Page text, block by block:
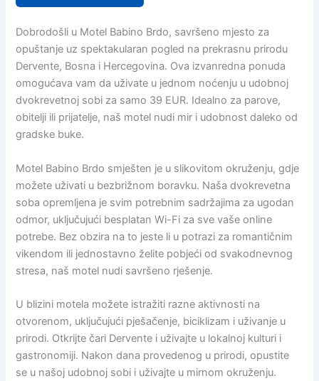
Dobrodošli u Motel Babino Brdo, savršeno mjesto za
opuštanje uz spektakularan pogled na prekrasnu prirodu
Dervente, Bosna i Hercegovina. Ova izvanredna ponuda
omogućava vam da uživate u jednom noćenju u udobnoj
dvokrevetnoj sobi za samo 39 EUR. Idealno za parove,
obitelji ili prijatelje, naš motel nudi mir i udobnost daleko od
gradske buke.
Motel Babino Brdo smješten je u slikovitom okruženju, gdje
možete uživati u bezbrižnom boravku. Naša dvokrevetna
soba opremljena je svim potrebnim sadržajima za ugodan
odmor, uključujući besplatan Wi-Fi za sve vaše online
potrebe. Bez obzira na to jeste li u potrazi za romantičnim
vikendom ili jednostavno želite pobjeći od svakodnevnog
stresa, naš motel nudi savršeno rješenje.
U blizini motela možete istražiti razne aktivnosti na
otvorenom, uključujući pješačenje, biciklizam i uživanje u
prirodi. Otkrijte čari Dervente i uživajte u lokalnoj kulturi i
gastronomiji. Nakon dana provedenog u prirodi, opustite
se u našoj udobnoj sobi i uživajte u mirnom okruženju.